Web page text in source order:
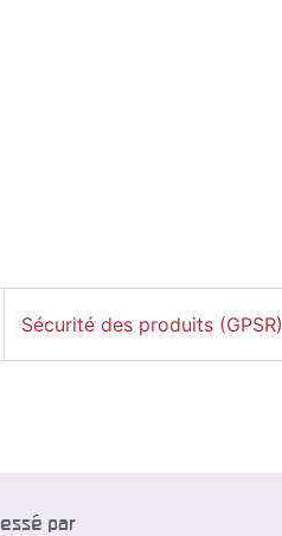
Sécurité des produits (GPSR)
par